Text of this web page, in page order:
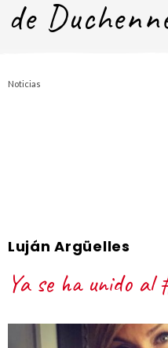
de
Noticias
Luján Argüelles
Ya se ha unido al